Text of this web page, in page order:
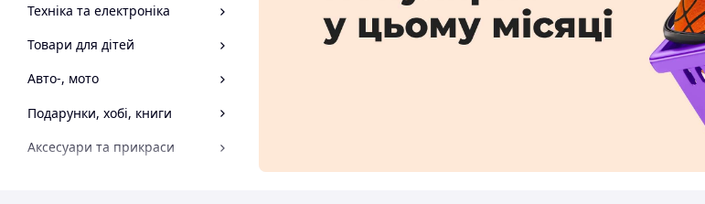
Техніка та електроніка
Товари для дітей
Авто-, мото
Подарунки, хобі, книги
Аксесуари та прикраси